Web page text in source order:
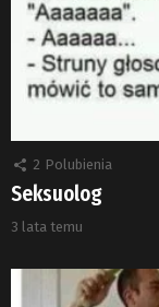
2 Polubienia
Seksuolog
3 lata temu